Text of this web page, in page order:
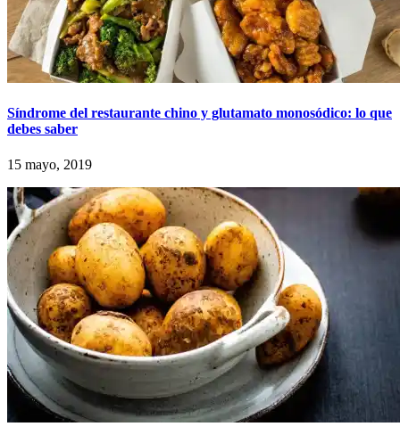
Síndrome del restaurante chino y glutamato monosódico: lo que
debes saber
15 mayo, 2019